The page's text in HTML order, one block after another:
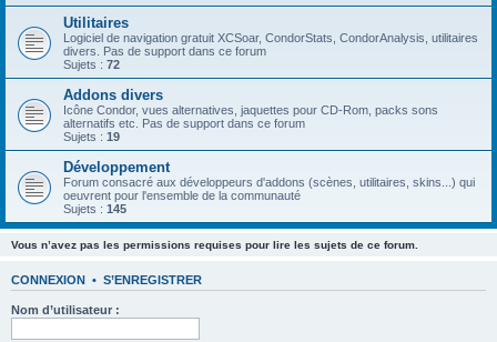
r
Utilitaires
Logiciel de navigation gratuit XCSoar, CondorStats, CondorAnalysis, utilitaires
divers. Pas de support dans ce forum
Sujets : 72
Addons divers
Icône Condor, vues alternatives, jaquettes pour CD-Rom, packs sons
alternatifs etc. Pas de support dans ce forum
Sujets : 19
Développement
Forum consacré aux développeurs d'addons (scènes, utilitaires, skins...) qui
oeuvrent pour l'ensemble de la communauté
Sujets : 145
Vous n’avez pas les permissions requises pour lire les sujets de ce forum.
CONNEXION • S’ENREGISTRER
Nom d’utilisateur :